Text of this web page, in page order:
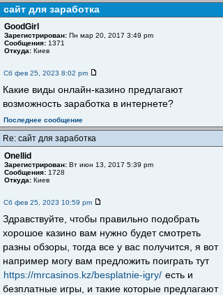
сайт для заработка
GoodGirl
Зарегистрирован: Пн мар 20, 2017 3:49 pm
Сообщения: 1371
Откуда: Киев
Сб фев 25, 2023 8:02 pm
Какие виды онлайн-казино предлагают
возможность заработка в интернете?
Последнее сообщение
Re: сайт для заработка
Onellid
Зарегистрирован: Вт июн 13, 2017 5:39 pm
Сообщения: 1728
Откуда: Киев
Сб фев 25, 2023 10:59 pm
Здравствуйте, чтобы правильно подобрать
хорошое казино вам нужно будет смотреть
разны обзоры, тогда все у вас получится, я вот
например могу вам предложить поиграть тут
https://mrcasinos.kz/besplatnie-igry/ есть и
безплатные игры, и такие которые предлагают